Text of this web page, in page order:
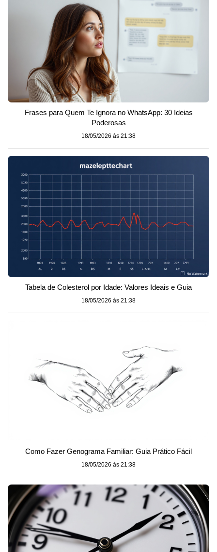
Frases para Quem Te Ignora no WhatsApp: 30 Ideias
Poderosas
18/05/2026 às 21:38
Tabela de Colesterol por Idade: Valores Ideais e Guia
18/05/2026 às 21:38
Como Fazer Genograma Familiar: Guia Prático Fácil
18/05/2026 às 21:38